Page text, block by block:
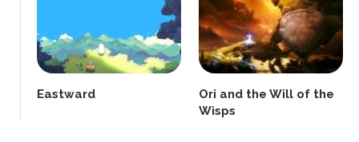
Eastward
Ori and the Will of the
Wisps